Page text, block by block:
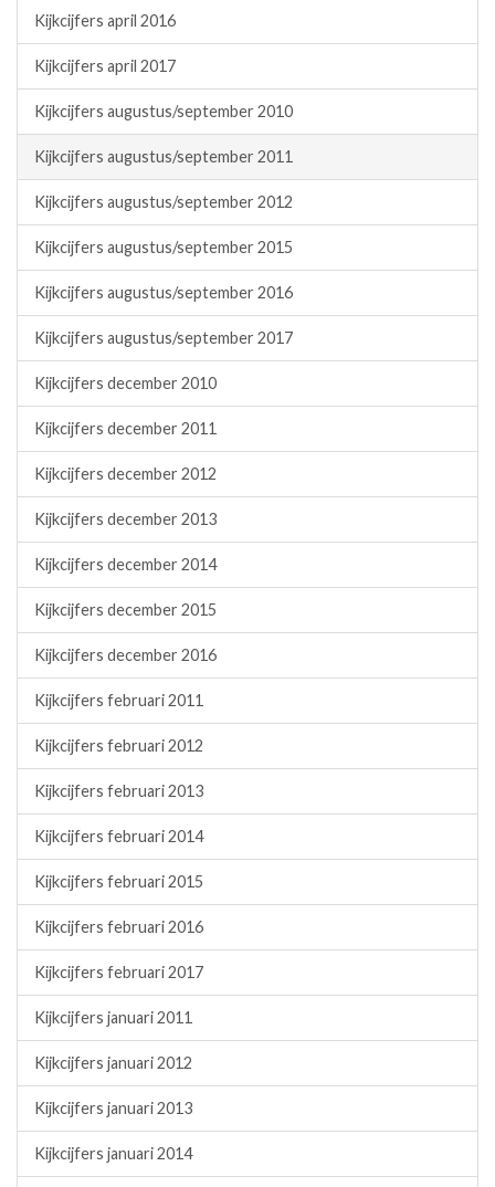
Kijkcijfers april 2016
Kijkcijfers april 2017
Kijkcijfers augustus/september 2010
Kijkcijfers augustus/september 2011
Kijkcijfers augustus/september 2012
Kijkcijfers augustus/september 2015
Kijkcijfers augustus/september 2016
Kijkcijfers augustus/september 2017
Kijkcijfers december 2010
Kijkcijfers december 2011
Kijkcijfers december 2012
Kijkcijfers december 2013
Kijkcijfers december 2014
Kijkcijfers december 2015
Kijkcijfers december 2016
Kijkcijfers februari 2011
Kijkcijfers februari 2012
Kijkcijfers februari 2013
Kijkcijfers februari 2014
Kijkcijfers februari 2015
Kijkcijfers februari 2016
Kijkcijfers februari 2017
Kijkcijfers januari 2011
Kijkcijfers januari 2012
Kijkcijfers januari 2013
Kijkcijfers januari 2014